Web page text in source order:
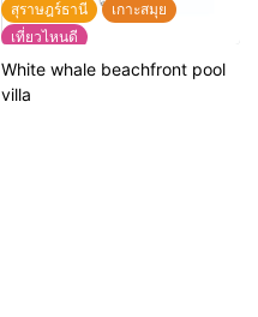
สุราษฎร์ธานี
เกาะสมุย
เที่ยวไหนดี
แนะนำที่พักทั่วประเทศไทย
แนะนำร้านอาหารทั่วประเทศ
White whale beachfront pool
villa